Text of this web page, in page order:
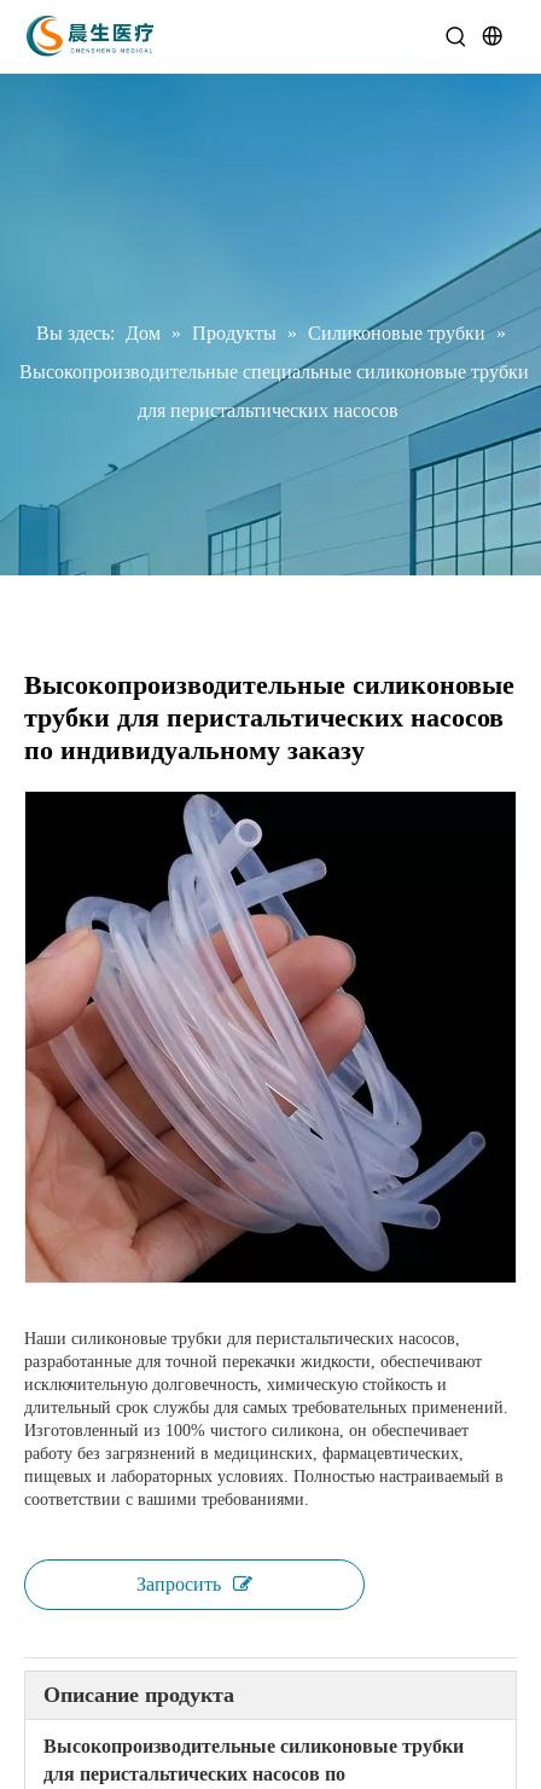
Вы здесь: Дом » Продукты » Силиконовые трубки »
Высокопроизводительные специальные силиконовые трубки
для перистальтических насосов
Высокопроизводительные силиконовые
трубки для перистальтических насосов
по индивидуальному заказу
Наши силиконовые трубки для перистальтических насосов,
разработанные для точной перекачки жидкости, обеспечивают
исключительную долговечность, химическую стойкость и
длительный срок службы для самых требовательных применений.
Изготовленный из 100% чистого силикона, он обеспечивает
работу без загрязнений в медицинских, фармацевтических,
пищевых и лабораторных условиях. Полностью настраиваемый в
соответствии с вашими требованиями.
Запросить
Описание продукта
Высокопроизводительные силиконовые трубки
для перистальтических насосов по